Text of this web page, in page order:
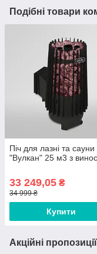
Подібні товари
Піч для лазні та сауни
"Вулкан" 25 м3 з
33 249,05 ₴
34 999 ₴
Купити
Акційні